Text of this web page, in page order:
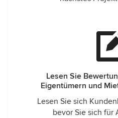
Lesen Sie
Eigentümern und
Lesen Sie sich
bevor Sie sich für